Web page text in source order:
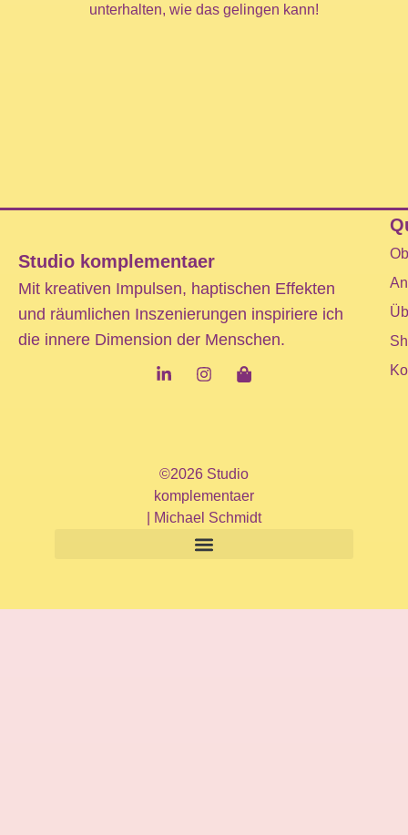
unterhalten, wie das gelingen kann!
Studio komplementaer
Mit kreativen Impulsen, haptischen Effekten
und räumlichen Inszenierungen inspiriere ich
die innere Dimension der Menschen.
©2026 Studio
komplementaer
| Michael Schmidt